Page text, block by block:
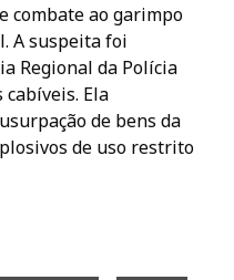
combate ao garimpo
A suspeita foi
Regional da Polícia
Ela
de bens da
de uso restrito